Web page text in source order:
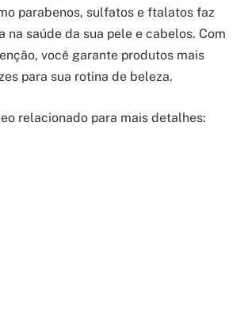
parabenos, sulfatos e ftalatos faz
na saúde da sua pele e cabelos. Com
você garante produtos mais
para sua rotina de beleza.
relacionado para mais detalhes: